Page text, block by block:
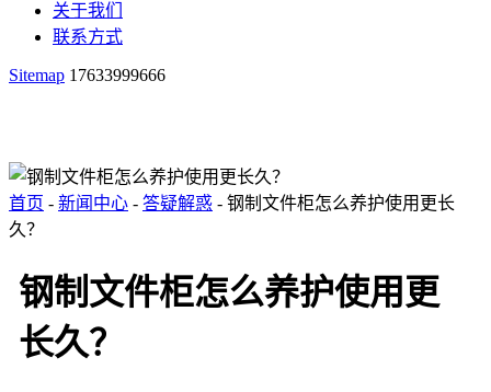
关于我们
联系方式
Sitemap 17633999666
首页 - 新闻中心 - 答疑解惑 - 钢制文件柜怎么养护使用更长
久？
钢制文件柜怎么养护使用更
长久？